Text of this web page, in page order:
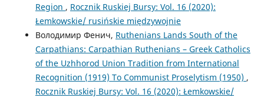
Region , Rocznik Ruskiej Bursy: Vol. 16 (2020):
Łemkowskie/ rusińskie międzywojnie
Володимир Фенич, Ruthenians Lands South of the
Carpathians: Carpathian Ruthenians – Greek Catholics
of the Uzhhorod Union Tradition from International
Recognition (1919) To Communist Proselytism (1950) ,
Rocznik Ruskiej Bursy: Vol. 16 (2020): Łemkowskie/